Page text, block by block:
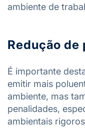
ambiente de
Redução de
É importante
emitir mais
ambiente, mas
penalidades,
ambientais